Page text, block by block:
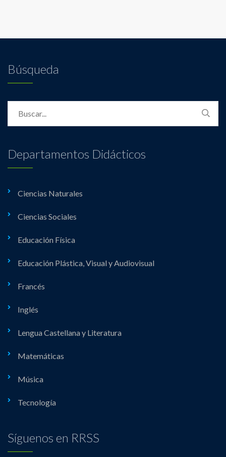
Búsqueda
Departamentos Didácticos
Ciencias Naturales
Ciencias Sociales
Educación Física
Educación Plástica, Visual y Audiovisual
Francés
Inglés
Lengua Castellana y Literatura
Matemáticas
Música
Tecnología
Síguenos en RRSS